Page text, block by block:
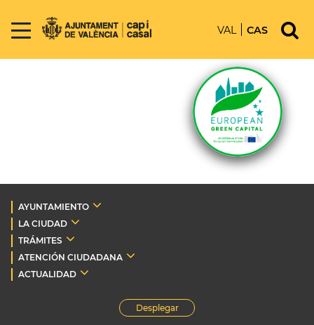
VAL CAS
AYUNTAMIENTO
LA CIUDAD
TRÁMITES
ATENCIÓN CIUDADANA
ACTUALIDAD
Desplegar